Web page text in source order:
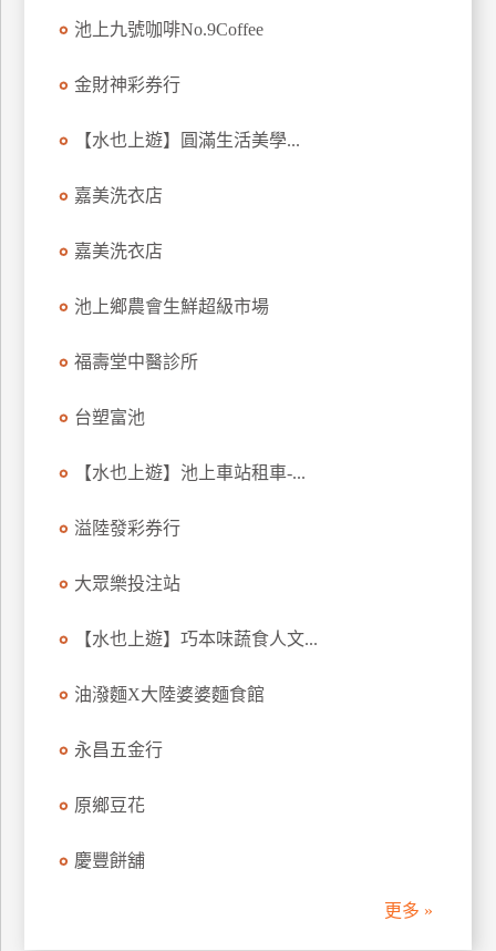
池上九號咖啡No.9Coffee
金財神彩券行
【水也上遊】圓滿生活美學...
嘉美洗衣店
嘉美洗衣店
池上鄉農會生鮮超級市場
福壽堂中醫診所
台塑富池
【水也上遊】池上車站租車-...
溢陸發彩券行
大眾樂投注站
【水也上遊】巧本味蔬食人文...
油潑麵X大陸婆婆麵食館
永昌五金行
原鄉豆花
慶豐餅舖
更多 »